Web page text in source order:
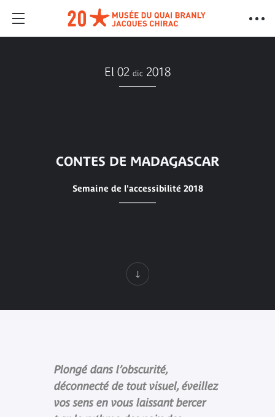
El 02 dic 2018
CONTES DE MADAGASCAR
Semaine de l'accessibilité 2018
Plongé dans l’obscurité,
déconnecté de tout visuel, éveillez
vos sens en vous laissant bercer